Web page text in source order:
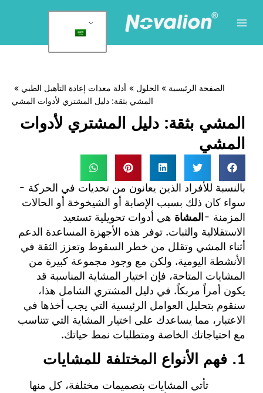
الصفحة الرئيسية الحلول
أدلة معدات إعادة التأهيل الطبي
المشي بثقة: دليل المشتري لأدوات المشي
المشي بثقة: دليل المشتري لأدوات
المشي
بالنسبة للأفراد الذين يعانون من تحديات في الحركة -
سواء كان ذلك بسبب الإصابة أو الشيخوخة أو الحالات
المزمنة -المشاةهي أدوات تحويلية تستعيد
الاستقلالية والثبات. توفر هذه الأجهزة المساعدة الدعم
أثناء المشي وتقلل من خطر السقوط وتعزز الثقة في
الأنشطة اليومية. ولكن مع وجود مجموعة كبيرة من
المشايات المتاحة، فإن اختيار المشاية المناسبة قد
يكون أمراً مربكاً. في دليل المشتري الشامل هذا،
سنقوم بتحليل العوامل الرئيسية التي يجب أخذها في
الاعتبار، مما يساعدك على اختيار المشاية التي تتناسب
مع احتياجاتك الخاصة ومتطلبات نمط حياتك.
تأتي المشايات بتصميمات مختلفة، كل منها